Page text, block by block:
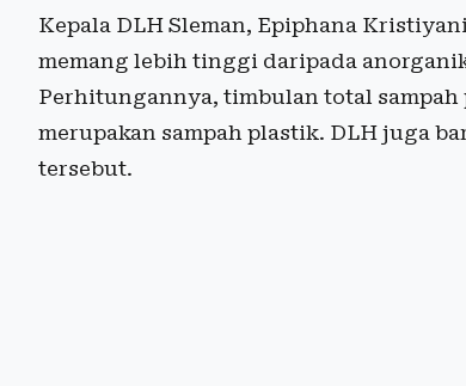
Kepala DLH Sleman, Epiphana
memang lebih tinggi daripada
Perhitungannya, timbulan total sampah
merupakan sampah plastik. DLH juga
tersebut.